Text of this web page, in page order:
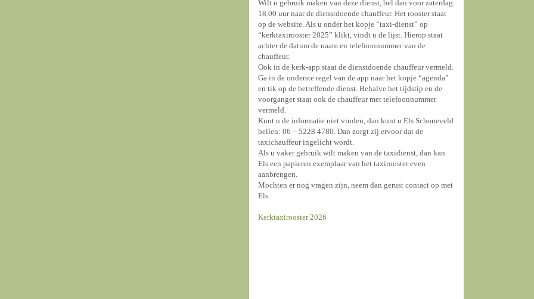
Wilt u gebruik maken van deze dienst, bel dan voor zaterdag
18.00 uur naar de dienstdoende chauffeur. Het rooster staat
op de website. Als u onder het kopje “taxi-dienst” op
“kerktaxirooster 2025” klikt, vindt u de lijst. Hierop staat
achter de datum de naam en telefoonnummer van de
chauffeur.
Ook in de kerk-app staat de dienstdoende chauffeur vermeld.
Ga in de onderste regel van de app naar het kopje “agenda”
en tik op de betreffende dienst. Behalve het tijdstip en de
voorganger staat ook de chauffeur met telefoonnummer
vermeld.
Kunt u de informatie niet vinden, dan kunt u Els Schoneveld
bellen: 06 – 5228 4780. Dan zorgt zij ervoor dat de
taxichauffeur ingelicht wordt.
Als u vaker gebruik wilt maken van de taxidienst, dan kan
Els een papieren exemplaar van het taxirooster even
aanbrengen.
Mochten er nog vragen zijn, neem dan gerust contact op met
Els.
Kerktaxirooster 2026